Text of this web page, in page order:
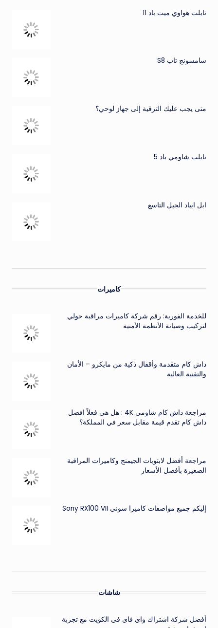
تابلت هواوي ميت باد 11
سامسونج تاب S8
متى يجب عليك الترقية إلى جهاز لوحي؟
تابلت شاومي باد 5
ابل ايباد الجيل التاسع
كاميرات
للخدمة الفورية: رقم شركة كاميرات مراقبة حولي
لتركيب وصيانة الأنظمة الأمنية
داش كام متقدمة وأقفال ذكية من مايكرو – الأمان
والتقنية العالية
مراجعة داش كام شاومي 4K : هل هي فعلاً افضل
داش كام تقدم قيمة مقابل سعر في المملكة؟
مراجعة أفضل لابتوبات الجيمنج وكاميرات المراقبة
الصغيرة بأفضل الأسعار
إليكم جميع مواصفات كاميرا سوني Sony RX100 VII
شاشات
أفضل شركة اشتراك واي فاي في الكويت مع تجربة